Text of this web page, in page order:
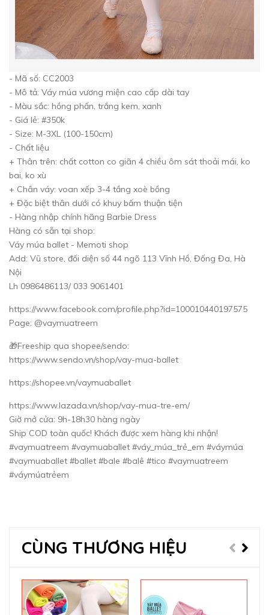
- Mã số: CC2003
- Mô tả: Váy múa vương miện cao cấp dài tay
- Màu sắc: hồng phấn, trắng kem, xanh
- Giá lẻ: #350k
- Size: M-3XL (100-150cm)
- Chất liệu
+ Thân trên: chất cotton co giãn 4 chiều ôm sát thoải mái, ko
bai, ko xù
+ Chân váy: voan xếp 3-4 tầng xoè bồng
+ Đặc biệt thân dưới có khuy bấm thuận tiện
- Hàng nhập chính hãng Barbie Dress
Hàng có sẵn tại shop:
Váy múa ballet - Memoti shop
Add: Vũ store, đối diện số 44 ngõ 113 Vĩnh Hồ, Đống Đa, Hà
Nội
Lh 0986486113/ 033 9061401
https://www.facebook.com/profile.php?id=100010440197575
Page: @vaymuatreem
🎁Freeship qua shopee/sendo:
https://www.sendo.vn/shop/vay-mua-ballet
https://shopee.vn/vaymuaballet
https://www.lazada.vn/shop/vay-mua-tre-em/
Giờ mở cửa: 9h-18h30 hàng ngày
Ship COD toàn quốc! Khách được xem hàng khi nhận!
#vaymuatreem #vaymuaballet #váy_múa_trẻ_em #váymúa
#vaymuaballet #ballet #bale #balê #tico #vaymuatreem
#váymúatrẻem
CÙNG THƯƠNG HIỆU